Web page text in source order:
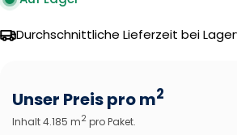
Durchschnittliche Lieferzeit bei
Unser Preis pro m2
Inhalt 4.185 m2 pro Paket.